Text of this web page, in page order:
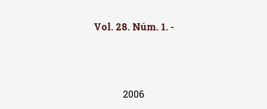
Vol. 28. Núm. 1. -
2006